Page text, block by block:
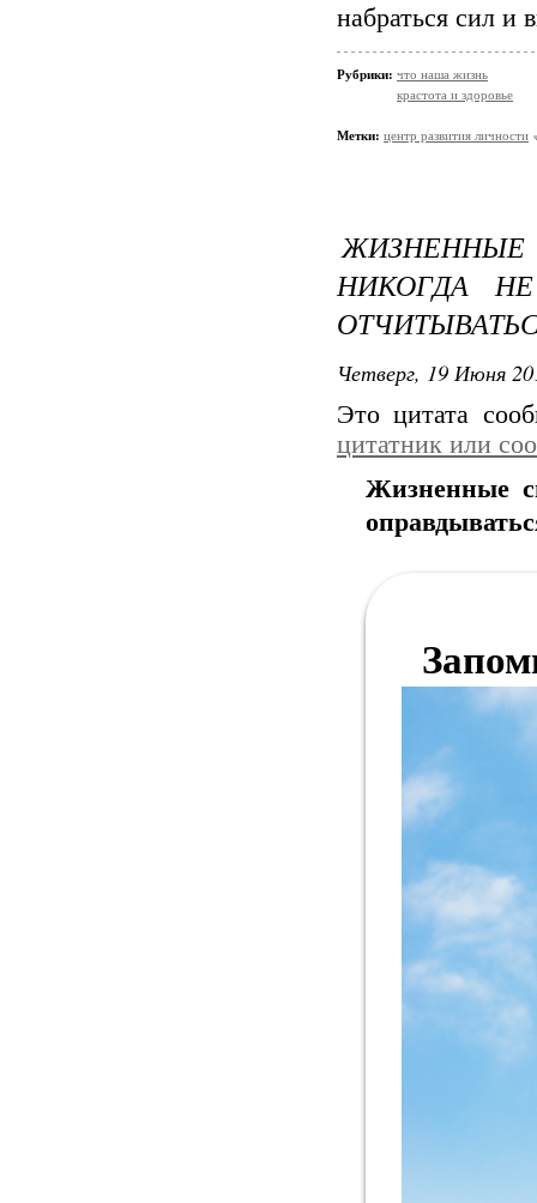
набраться сил и
Рубрики: что наша жизнь
крастота и здоровье
Метки: центр развития личности
НИКОГДА
Четверг, 19 Июня
Это цитата
цитатник или
Жизненные